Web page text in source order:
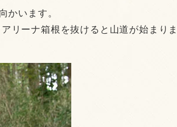
います。
リーナ箱根を抜けると山道が始まりま